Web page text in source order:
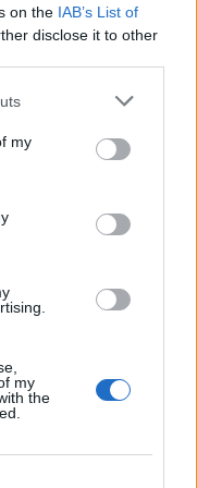
on the IAB’s List of
disclose it to other
my
my
the